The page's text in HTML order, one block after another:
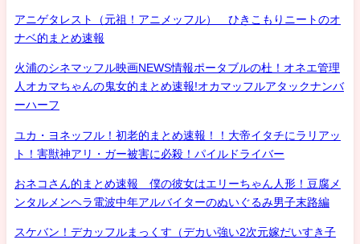
アニゲタレスト（元祖！アニメッフル） ひきこもりニートのオ
ナベ的まとめ速報
火浦のシネマッフル映画NEWS情報ポータブルの杜！オネエ管理
人オカマちゃんの鬼女的まとめ速報!オカマッフルアタックナンバ
ーハーフ
ユカ・ヨネッフル！初老的まとめ速報！！大帝イタチにラリアッ
ト！害獣神アリ・ガー被害に必殺！パイルドライバー
おネコさん的まとめ速報 僕の彼女はエリーちゃん人形！豆腐メ
ンタルメンヘラ電波中年アルバイターのぬいぐるみ男子末路編
スケバン！デカッフルまっくす（デカい強い2次元嫁だいすき子